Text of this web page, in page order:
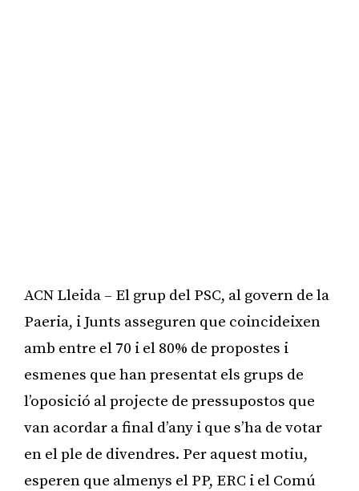
ACN Lleida – El grup del PSC, al govern de la
Paeria, i Junts asseguren que coincideixen
amb entre el 70 i el 80% de propostes i
esmenes que han presentat els grups de
l’oposició al projecte de pressupostos que
van acordar a final d’any i que s’ha de votar
en el ple de divendres. Per aquest motiu,
esperen que almenys el PP, ERC i el Comú